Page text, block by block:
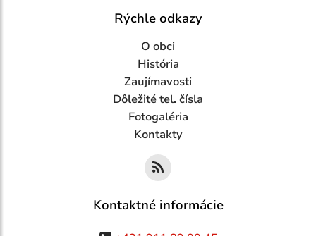
Rýchle odkazy
O obci
História
Zaujímavosti
Dôležité tel. čísla
Fotogaléria
Kontakty
Kontaktné informácie